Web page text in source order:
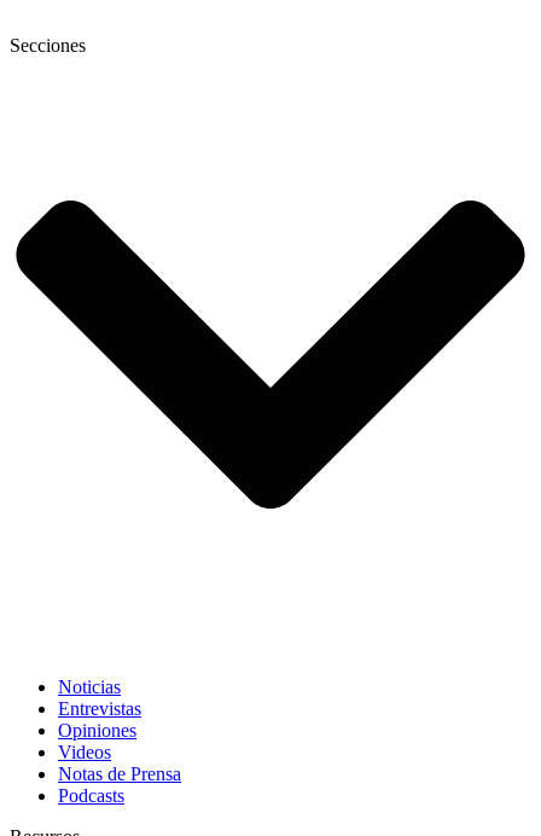
Secciones
Noticias
Entrevistas
Opiniones
Videos
Notas de Prensa
Podcasts